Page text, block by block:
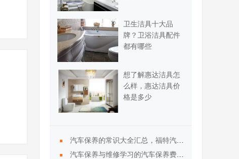
卫生洁具十大品
牌？卫浴洁具配件
都有哪些
想了解惠达洁具怎
么样，惠达洁具价
格是多少
汽车保养的常识大全汇总，福特汽车保养的常识
汽车保养与维修学习的汽车保养费用计算明细